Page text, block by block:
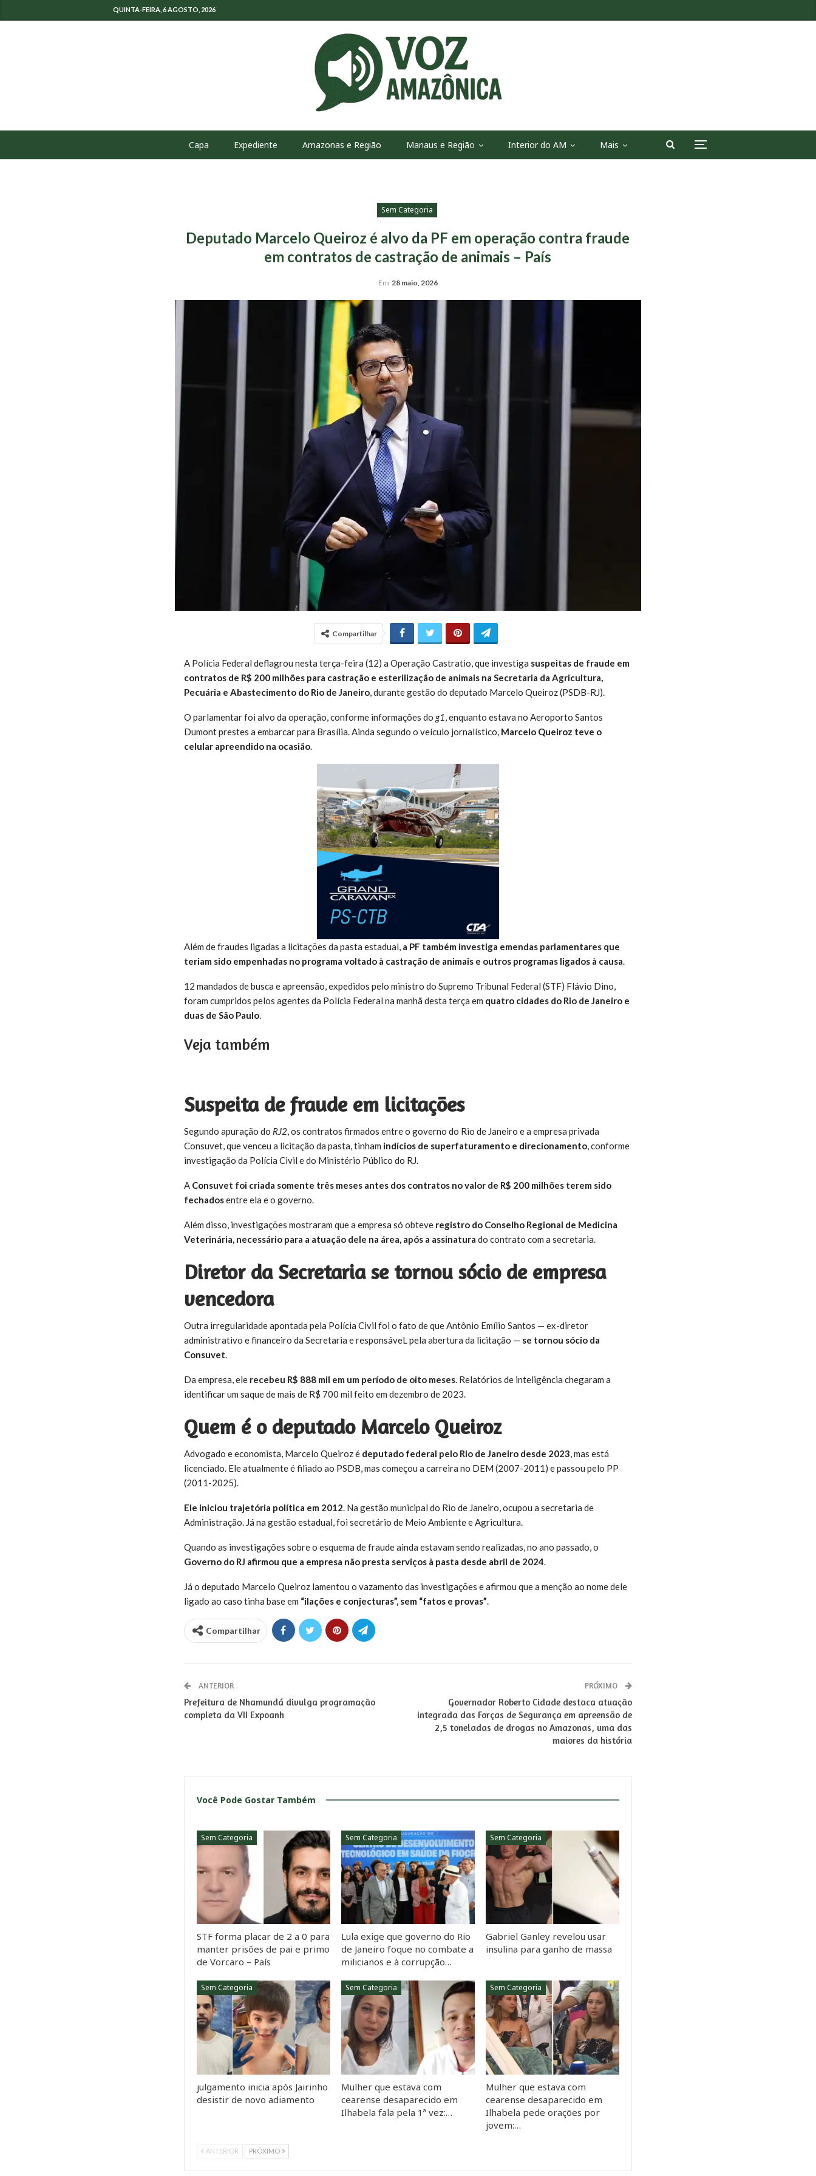
QUINTA-FEIRA, 6 AGOSTO, 2026
Capa Expediente Amazonas e Região Manaus e Região Interior do AM Mais
Sem Categoria
Deputado Marcelo Queiroz é alvo da PF em operação contra fraude
em contratos de castração de animais – País
Em 28 maio, 2026
Compartilhar
A Polícia Federal deflagrou nesta terça-feira (12) a Operação Castratio, que investiga suspeitas de fraude em
contratos de R$ 200 milhões para castração e esterilização de animais na Secretaria da Agricultura,
Pecuária e Abastecimento do Rio de Janeiro,durante gestão do deputado Marcelo Queiroz (PSDB-RJ).
O parlamentar foi alvo da operação, conforme informações do g1, enquanto estava no Aeroporto Santos
Dumont prestes a embarcar para Brasília. Ainda segundo o veículo jornalístico, Marcelo Queiroz teve o
celular apreendido na ocasião.
Além de fraudes ligadas a licitações da pasta estadual, a PF também investiga emendas parlamentares que
teriam sido empenhadas no programa voltado à castração de animais e outros programas ligados à causa
12 mandados de busca e apreensão, expedidos pelo ministro do Supremo Tribunal Federal (STF) Flávio Dino,
foram cumpridos pelos agentes da Polícia Federal na manhã desta terça em quatro cidades do Rio de Janeiro e
duas de São Paulo.
Veja também
Suspeita de fraude em licitações
Segundo apuração do RJ2, os contratos firmados entre o governo do Rio de Janeiro e a empresa privada
Consuvet, que venceu a licitação da pasta, tinham indícios de superfaturamento e direcionamento, conforme
investigação da Polícia Civil e do Ministério Público do RJ.
A Consuvet foi criada somente três meses antes dos contratos no valor de R$ 200 milhões terem sido
fechadosentre ela e o governo.
Além disso, investigações mostraram que a empresa só obteveregistro do Conselho Regional de Medicina
Veterinária, necessário para a atuação dele na área, após a assinatura do contrato com a secretaria.
Diretor da Secretaria se tornou sócio de empresa
vencedora
Outra irregularidade apontada pela Polícia Civil foi o fato de que Antônio Emílio Santos — ex-diretor
administrativo e financeiro da Secretaria e responsáveL pela abertura da licitação — se tornou sócio da
Consuvet
Da empresa, ele recebeu R$ 888 mil em um período de oito meses. Relatórios de inteligência chegaram a
identificar um saque de mais de R$ 700 mil feito em dezembro de 2023.
Quem é o deputado Marcelo Queiroz
Advogado e economista, Marcelo Queiroz é deputado federal pelo Rio de Janeiro desde 2023 , mas está
licenciado. Ele atualmente é filiado ao PSDB, mas começou a carreira no DEM (2007-2011) e passou pelo PP
(2011-2025).
Ele iniciou trajetória política em 2012 . Na gestão municipal do Rio de Janeiro, ocupou a secretaria de
Administração. Já na gestão estadual, foi secretário de Meio Ambiente e Agricultura.
Quando as investigações sobre o esquema de fraude ainda estavam sendo realizadas, no ano passado, o
Governo do RJ afirmou que a empresa não presta serviços à pasta desde abril de 2024
Já o deputado Marcelo Queiroz lamentou o vazamento das investigações e afirmou que a menção ao nome dele
ligado ao caso tinha base em “ilações e conjecturas”, sem “fatos e provas”
Compartilhar
ANTERIOR
Prefeitura de Nhamundá divulga programação
completa da VII Expoanh
PRÓXIMO
Governador Roberto Cidade destaca atuação
integrada das Forças de Segurança em apreensão de
2,5 toneladas de drogas no Amazonas, uma das
maiores da história
Você Pode Gostar Também
Sem Categoria
STF forma placar de 2 a 0 para
manter prisões de pai e primo
de Vorcaro – País
Sem Categoria
Lula exige que governo do Rio
de Janeiro foque no combate a
milicianos e à corrupção…
Sem Categoria
Gabriel Ganley revelou usar
insulina para ganho de massa
Sem Categoria
julgamento inicia após Jairinho
desistir de novo adiamento
Sem Categoria
Mulher que estava com
cearense desaparecido em
Ilhabela fala pela 1ª vez:…
Sem Categoria
Mulher que estava com
cearense desaparecido em
Ilhabela pede orações por
jovem:…
ANTERIOR PRÓXIMO